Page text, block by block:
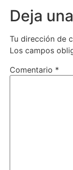
Deja
Tu dirección de
Los campos
Comentario *